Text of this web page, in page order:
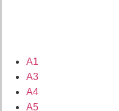
A1
A3
A4
A5